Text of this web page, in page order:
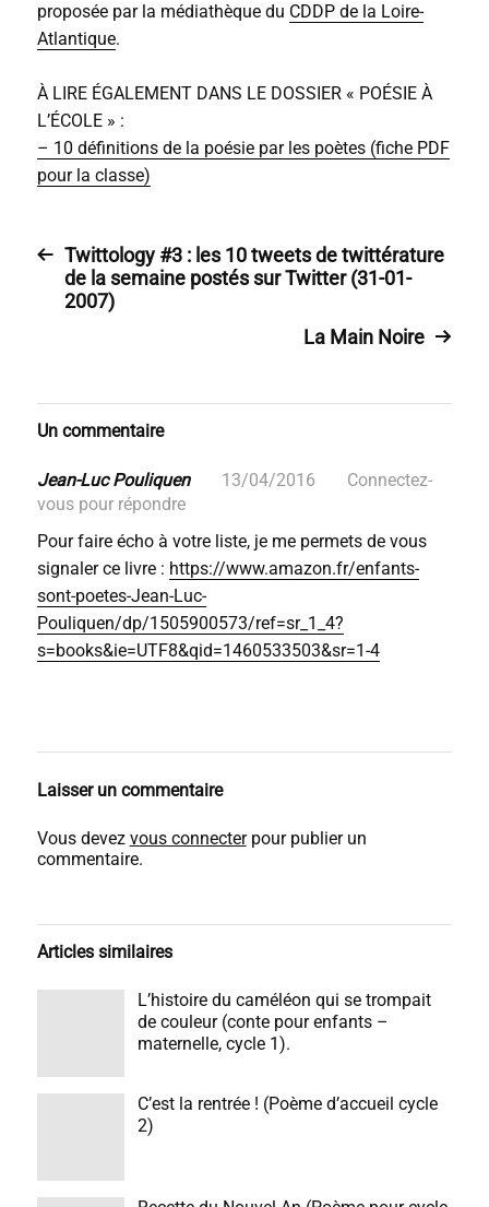
proposée par la médiathèque du CDDP de la Loire-
Atlantique.
À LIRE ÉGALEMENT DANS LE DOSSIER « POÉSIE À
L’ÉCOLE » :
– 10 définitions de la poésie par les poètes (fiche PDF
pour la classe)
Twittology #3 : les 10 tweets de twittérature
de la semaine postés sur Twitter (31-01-
2007)
La Main Noire
Un commentaire
Jean-Luc Pouliquen 13/04/2016
Connectez-
vous pour répondre
Pour faire écho à votre liste, je me permets de vous
signaler ce livre : https://www.amazon.fr/enfants-
sont-poetes-Jean-Luc-
Pouliquen/dp/1505900573/ref=sr_1_4?
s=books&ie=UTF8&qid=1460533503&sr=1-4
Laisser un commentaire
Vous devez vous connecterpour publier un
commentaire.
Articles similaires
L’histoire du caméléon qui se trompait
de couleur (conte pour enfants –
maternelle, cycle 1).
C’est la rentrée ! (Poème d’accueil cycle
2)